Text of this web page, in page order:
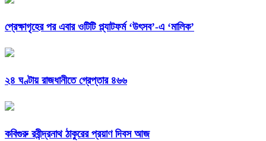
প্রেক্ষাগৃহের পর এবার ওটিটি প্ল্যাটফর্ম ‘উৎসব’-এ ‘মালিক’
২৪ ঘণ্টায় রাজধানীতে গ্রেপ্তার ৪৬৬
কবিগুরু রবীন্দ্রনাথ ঠাকুরের প্রয়াণ দিবস আজ